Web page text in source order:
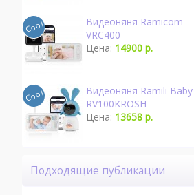
Видеоняня Ramicom
VRC400
Цена: 14900 р.
Видеоняня Ramili Baby
RV100KROSH
Цена: 13658 р.
Подходящие публикации